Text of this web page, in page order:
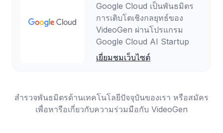
Google Cloud เป็นพันธมิตร
การเติบโตเชิงกลยุทธ์ของ
VideoGen ผ่านโปรแกรม
Google Cloud AI Startup
เยี่ยมชมเว็บไซต์
สำรวจพันธมิตรด้านเทคโนโลยีปัจจุบันของเรา หรือสมัคร
เพื่อหารือเกี่ยวกับความร่วมมือกับ VideoGen